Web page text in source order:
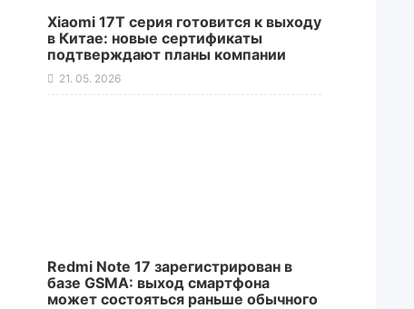
Xiaomi 17T серия готовится к выходу
в Китае: новые сертификаты
подтверждают планы компании
21. 05. 2026
Redmi Note 17 зарегистрирован в
базе GSMA: выход смартфона
может состояться раньше обычного